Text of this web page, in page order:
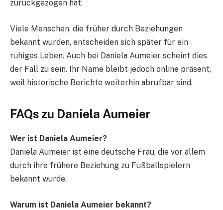
zurückgezogen hat.
Viele Menschen, die früher durch Beziehungen
bekannt wurden, entscheiden sich später für ein
ruhiges Leben. Auch bei Daniela Aumeier scheint dies
der Fall zu sein. Ihr Name bleibt jedoch online präsent,
weil historische Berichte weiterhin abrufbar sind.
FAQs zu Daniela Aumeier
Wer ist Daniela Aumeier?
Daniela Aumeier ist eine deutsche Frau, die vor allem
durch ihre frühere Beziehung zu Fußballspielern
bekannt wurde.
Warum ist Daniela Aumeier bekannt?